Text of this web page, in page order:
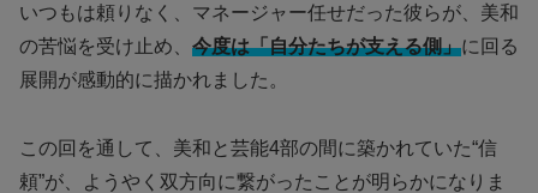
いつもは頼りなく、マネージャー任せだった彼らが、美和
の苦悩を受け止め、 今度は「自分たちが支える側」に回る
展開が感動的に描かれました。
この回を通して、美和と芸能4部の間に築かれていた“信
頼”が、ようやく双方向に繋がったことが明らかになりま